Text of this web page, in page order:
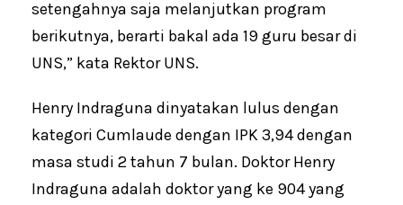
setengahnya saja melanjutkan program
berikutnya, berarti bakal ada 19 guru besar di
UNS,” kata Rektor UNS.
Henry Indraguna dinyatakan lulus dengan
kategori Cumlaude dengan IPK 3,94 dengan
masa studi 2 tahun 7 bulan. Doktor Henry
Indraguna adalah doktor yang ke 904 yang